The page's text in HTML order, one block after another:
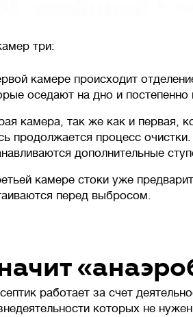
три:
камере происходит
оседают на дно и
камера, так же как и первая,
продолжается процесс
дополнительные
камере стоки уже
перед выбросом.
работает за счет
которых не